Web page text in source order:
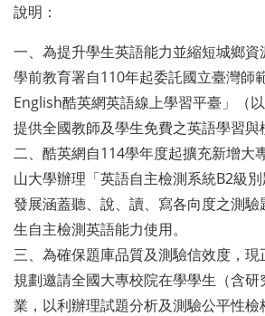
說明：
一、為提升學生英語能力並縮短城鄉資
學前教育署自110年起委託國立臺灣師
English酷英網英語線上學習平臺」（
提供全國教師及學生免費之英語學習與
二、酷英網自114學年度起擴充新增大
山大學辦理「英語自主檢測系統B2級別
發展涵蓋聽、說、讀、寫各向度之測
生自主檢測英語能力使用。
三、為確保題庫品質及測驗信效度，
規劃邀請全國大專校院在學學生（含
業，以利辦理試題分析及測驗公平性